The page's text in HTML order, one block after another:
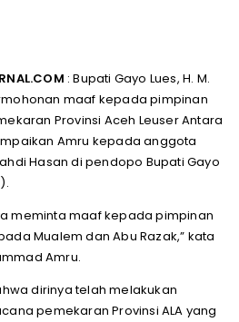
: Bupati Gayo Lues, H. M.
maaf kepada pimpinan
Provinsi Aceh Leuser Antara
Amru kepada anggota
Hasan di pendopo Bupati Gayo
meminta maaf kepada pimpinan
Mualem dan Abu Razak,” kata
Amru.
dirinya telah melakukan
pemekaran Provinsi ALA yang